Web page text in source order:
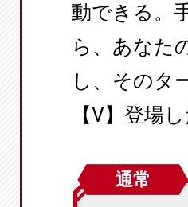
動できる。
ら、あなた
し、そのタ
【V】登場
通常